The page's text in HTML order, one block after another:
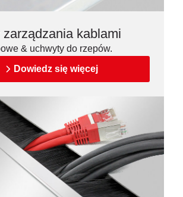
kablami
& uchwyty do rzepów.
Dowiedz się więcej